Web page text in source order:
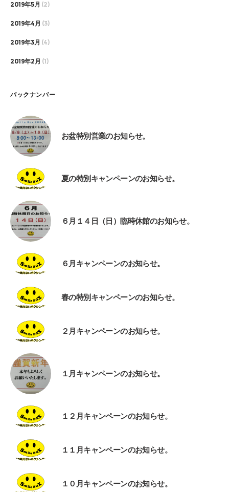
2019年5月 (2)
2019年4月 (3)
2019年3月 (4)
2019年2月 (1)
バックナンバー
お盆特別営業のお知らせ。
夏の特別キャンペーンのお知らせ。
６月１４日（日）臨時休館のお知らせ。
６月キャンペーンのお知らせ。
春の特別キャンペーンのお知らせ。
２月キャンペーンのお知らせ。
１月キャンペーンのお知らせ。
１２月キャンペーンのお知らせ。
１１月キャンペーンのお知らせ。
１０月キャンペーンのお知らせ。